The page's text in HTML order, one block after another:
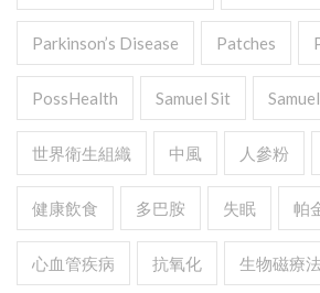
Parkinson’s Disease Patches
PossHealth Samuel Sit
世界衛生組織 中風 人參粉
健康飲食 多巴胺 失眠 帕
心血管疾病 抗氧化 生物磁療法